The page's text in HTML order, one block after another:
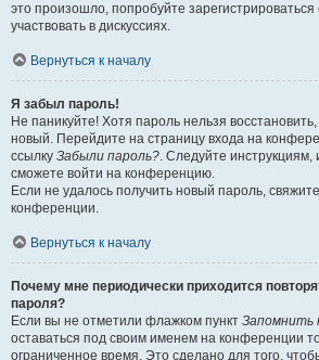
это произошло, попробуйте зарегистрироваться
участвовать в дискуссиях.
Вернуться к началу
Я забыл пароль!
Не паникуйте! Хотя пароль нельзя
новый. Перейдите на страницу входа на
ссылку Забыли пароль?. Следуйте инструкциям,
сможете войти на конференцию.
Если не удалось получить новый пароль,
конференции.
Вернуться к началу
Почему мне периодически приходится
пароля?
Если вы не отметили флажком пункт Запомнить
оставаться под своим именем на конференции
ограниченное время. Это сделано для того,